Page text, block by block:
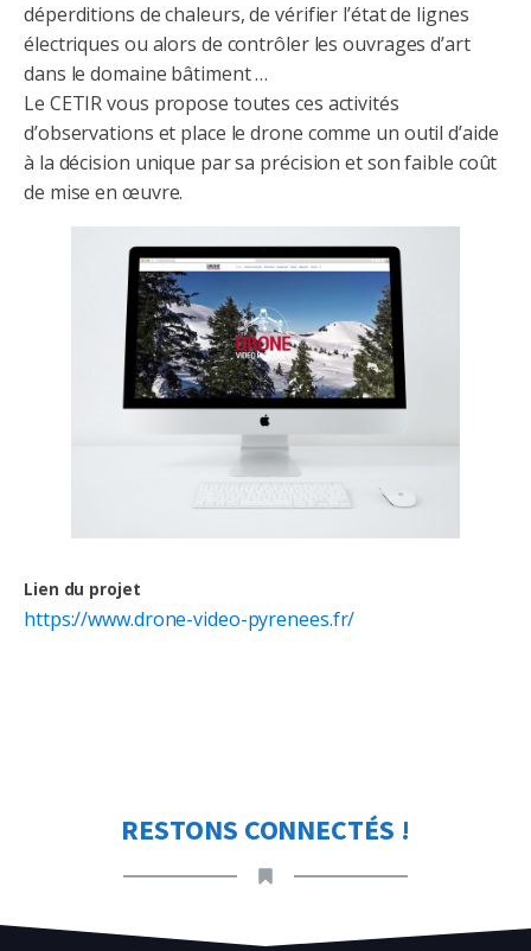
déperditions de chaleurs, de vérifier l’état de lignes
électriques ou alors de contrôler les ouvrages d’art
dans le domaine bâtiment …
Le CETIR vous propose toutes ces activités
d’observations et place le drone comme un outil d’aide
à la décision unique par sa précision et son faible coût
de mise en œuvre.
Lien du projet
https://www.drone-video-pyrenees.fr/
RESTONS CONNECTÉS !